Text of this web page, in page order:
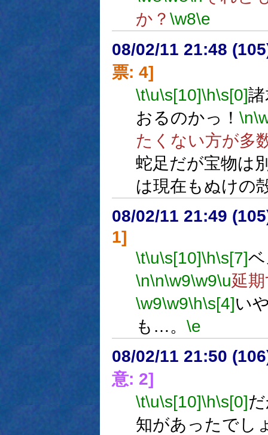
か？ \w8\e
08/02/11 21:48
票: 4]
\t\u\s[10]\h\s[0]
おるのかっ！ \n
たくない方が多
蛇足だが宝物は
は現在もぬけの
08/02/11 21:49
1]
\t\u\s[10]\h\s[7]
\n\n\w9\w9\u延
\w9\w9\h\s[4]い
も…。 \e
08/02/11 21:50
意: 2]
\t\u\s[10]\h\s[0]
知があったでし